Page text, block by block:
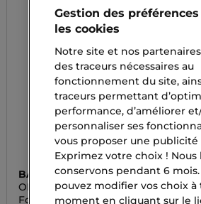
BAREMINERALS
ORIGINAL LOOSE
FOUNDATION - SP
Fond de teint
Gestion des
les cookies
Notre site et nos
des traceurs nécessaires au
fonctionnement du site,
traceurs permettant
performance, d’améliorer
personnaliser ses
vous proposer une
Exprimez votre choix ! Nous
conservons pendant 6 mois.
pouvez modifier vos choix à
moment en cliquant sur le